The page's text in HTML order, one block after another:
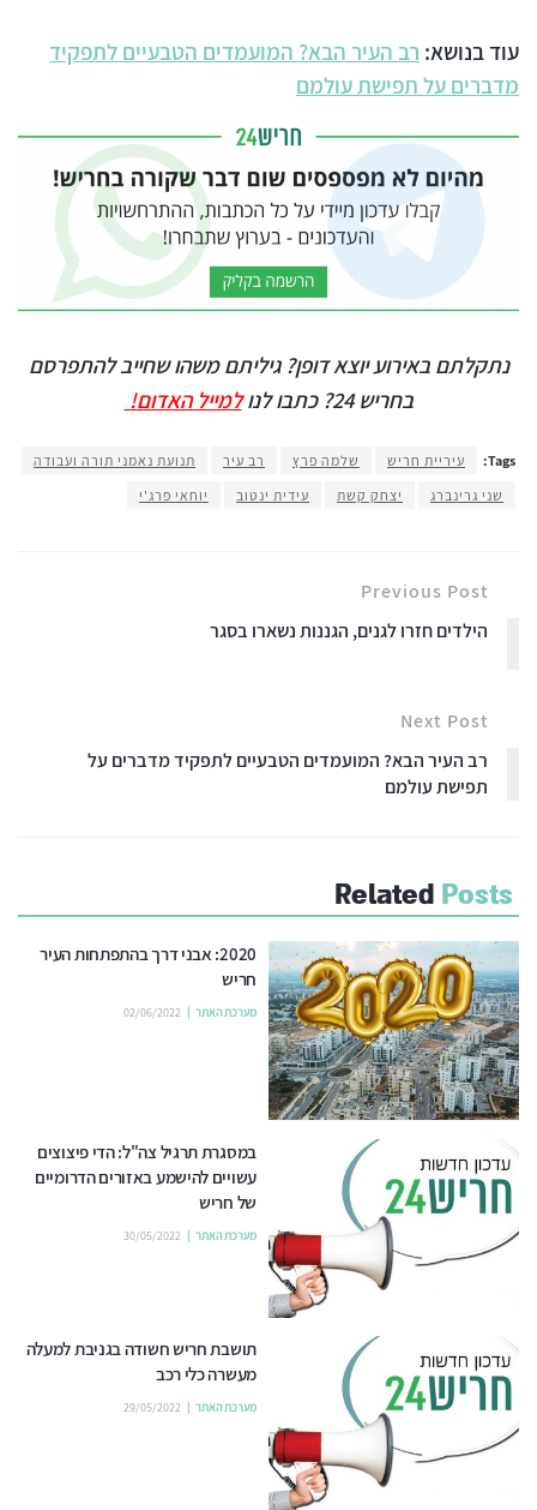
עוד בנושא: רב העיר הבא? המועמדים הטבעיים לתפקיד
מדברים על תפישת עולמם
נתקלתם באירוע יוצא דופן? גיליתם משהו שחייב להתפרסם
בחריש 24?
כתבו לנולמייל האדום!
Tags: עיריית חריש שלמה פרץ רב עיר
תנועת נאמני תורה ועבודה
שני גרינברג
יצחק קשת עידית ינטוב יוחאי פרג'י
Previous Post
הילדים חזרו לגנים, הגננות נשארו בסגר
Next Post
רב העיר הבא? המועמדים הטבעיים לתפקיד מדברים על
תפישת עולמם
Related Posts
2020: אבני דרך בהתפתחות העיר
חריש
מערכת האתר 02/06/2022
במסגרת תרגיל צה"ל: הדי פיצוצים
עשויים להישמע באזורים הדרומיים
של חריש
מערכת האתר 30/05/2022
תושבת חריש חשודה בגניבת למעלה
מעשרה כלי רכב
מערכת האתר 29/05/2022